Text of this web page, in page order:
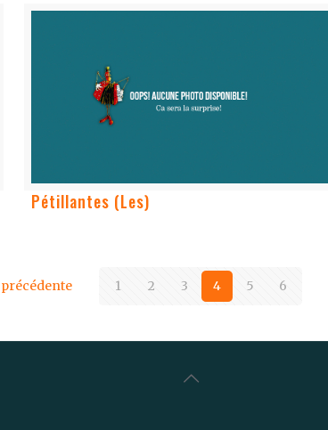
Pétillantes (Les)
1 2 3 4 5 6